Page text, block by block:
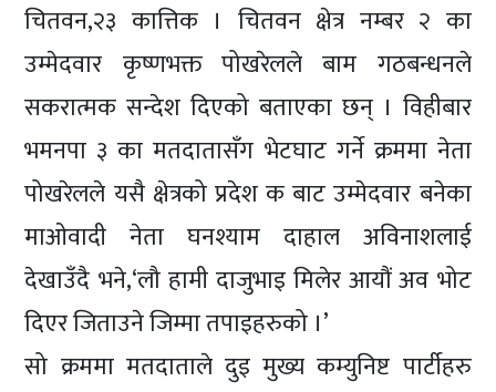
टिभि
युनिकोड
चितवन,२३ कात्तिक । चितवन क्षेत्र नम्बर २ का
उम्मेदवार कृष्णभक्त पोखरेलले बाम गठबन्धनले
सकरात्मक सन्देश दिएको बताएका छन् । विहीबार
भमनपा ३ का मतदातासँग भेटघाट गर्ने क्रममा नेता
पोखरेलले यसै क्षेत्रको प्रदेश क बाट उम्मेदवार बनेका
माओवादी नेता घनश्याम दाहाल अविनाशलाई
देखाउँदै भने,‘लौ हामी दाजुभाइ मिलेर आयौं अव भोट
दिएर जिताउने जिम्मा तपाइहरुको ।’
सो क्रममा मतदाताले दुइ मुख्य कम्युनिष्ट पार्टीहरु